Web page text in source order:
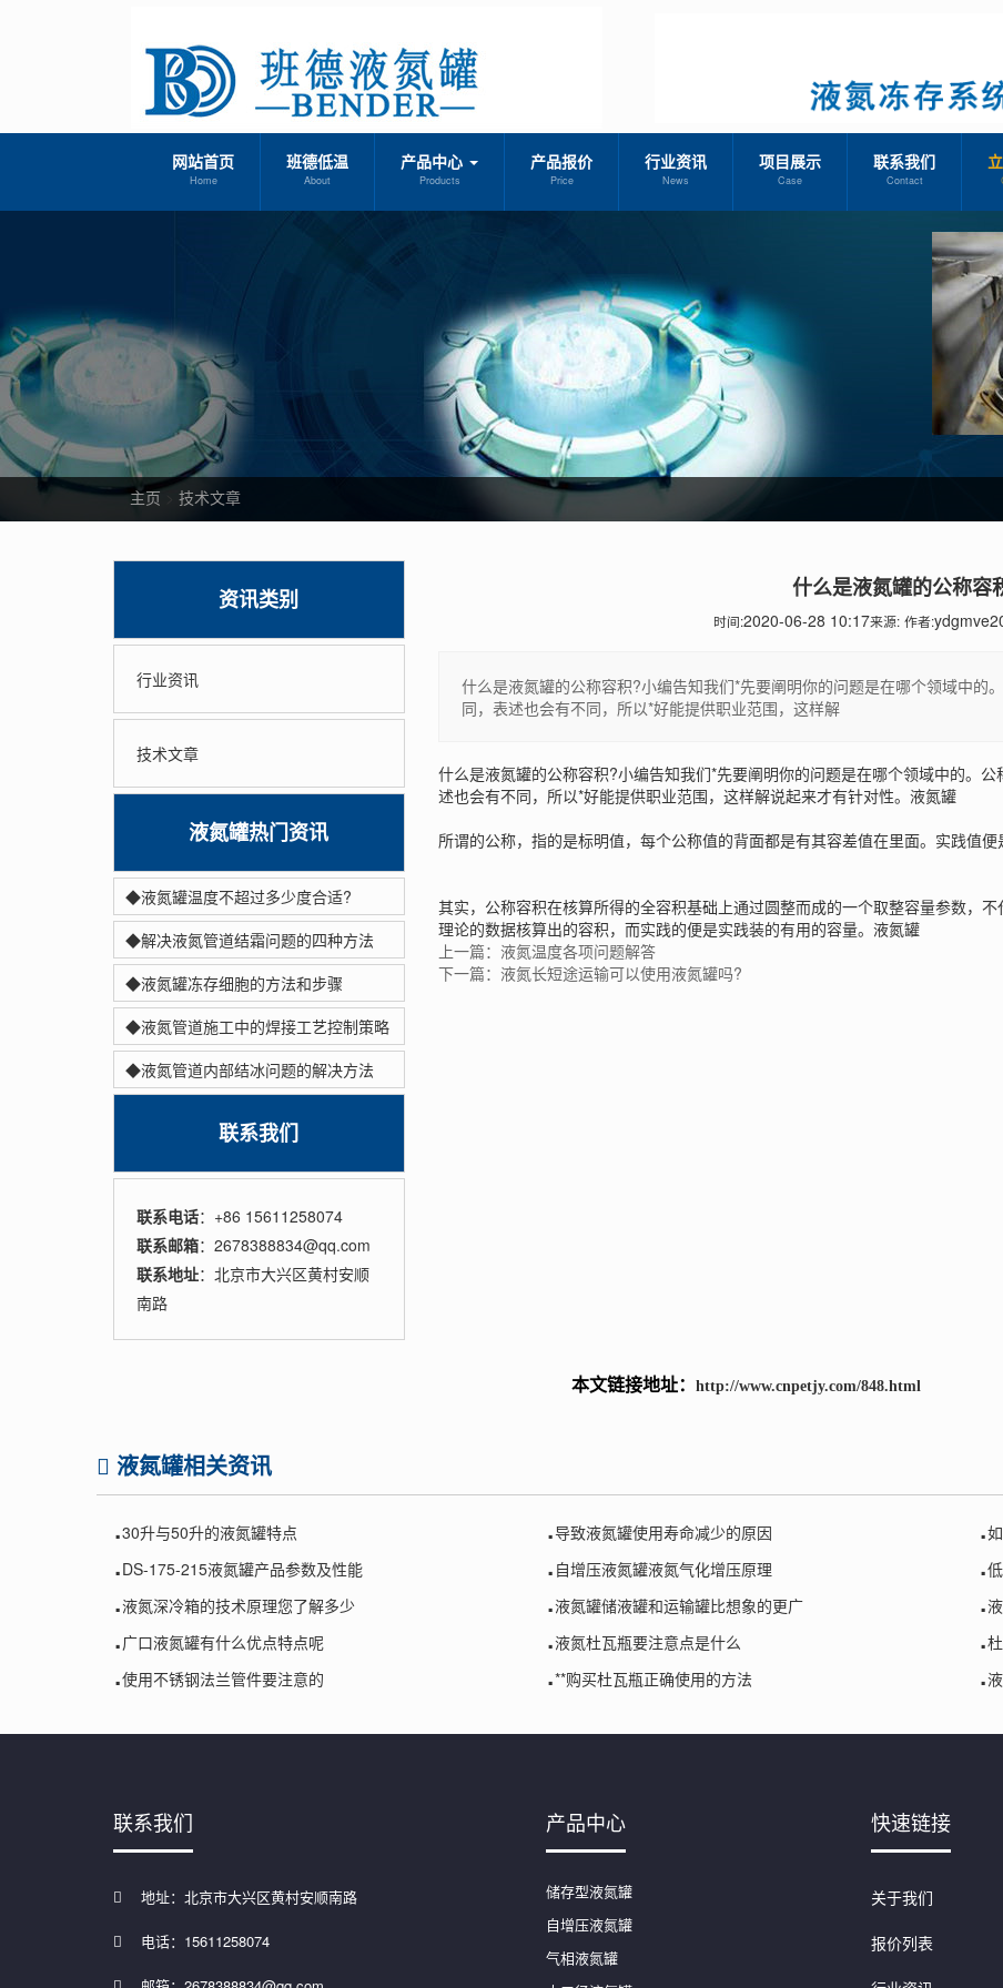
网站首页
Home
班德低温
About
产品中心
Products
产品报价
Price
行业资讯
News
项目展示
Case
联系我们
Contact
主页 技术文章
资讯类别
行业资讯
技术文章
液氮罐热门资讯
◆液氮罐温度不超过多少度合适?
◆解决液氮管道结霜问题的四种方法
◆液氮罐冻存细胞的方法和步骤
◆液氮管道施工中的焊接工艺控制策略
◆液氮管道内部结冰问题的解决方法
联系我们
联系电话：+86 15611258074
联系邮箱：2678388834@qq.com
联系地址：北京市大兴区黄村安顺
南路
什么是液氮罐的公称容
时间:2020-06-28 10:17来源: 作者:
什么是液氮罐的公称容积?小编告知我们*先要阐明你的问题是在哪个领域中的
同，表述也会有不同，所以*好能提供职业范围，这样解
什么是液氮罐的公称容积?小编告知我们*先要阐明你的问题是在哪个领域中的。
述也会有不同，所以*好能提供职业范围，这样解说起来才有针对性。 液氮罐
所谓的公称，指的是标明值，每个公称值的背面都是有其容差值在里面。实践值便
其实，公称容积在核算所得的全容积基础上通过圆整而成的一个取整容量参数，
理论的数据核算出的容积，而实践的便是实践装的有用的容量。 液氮罐
上一篇：液氮温度各项问题解答
下一篇：液氮长短途运输可以使用液氮罐吗?
本文链接地址： http://www.cnpetjy.com/848.html
液氮罐相关资讯
.30升与50升的液氮罐特点 .导致液氮罐使用寿命减少的原因 .
.DS-175-215液氮罐产品参数及性能 . 自增压液氮罐液氮气化增压原理 .
.液氮深冷箱的技术原理您了解多少 .液氮罐储液罐和运输罐比想象的更广 .
.广口液氮罐有什么优点特点呢 .液氮杜瓦瓶要注意点是什么 .
.使用不锈钢法兰管件要注意的 .**购买杜瓦瓶正确使用的方法 .
联系我们
地址：北京市大兴区黄村安顺南路
电话：15611258074
产品中心
储存型液氮罐
自增压液氮罐
气相液氮罐
快速链接
关于我们
报价列表